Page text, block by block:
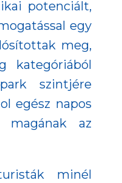
potenciált,
egy
meg,
kategóriából
szintjére
egész napos
magának az
minél